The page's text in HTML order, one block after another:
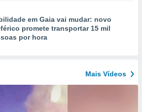
em Gaia vai mudar: novo
promete transportar 15 mil
por hora
Mais Vídeos